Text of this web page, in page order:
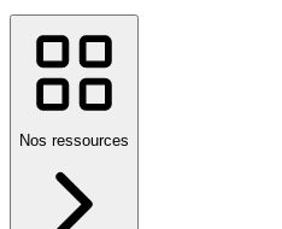
Nos ressources